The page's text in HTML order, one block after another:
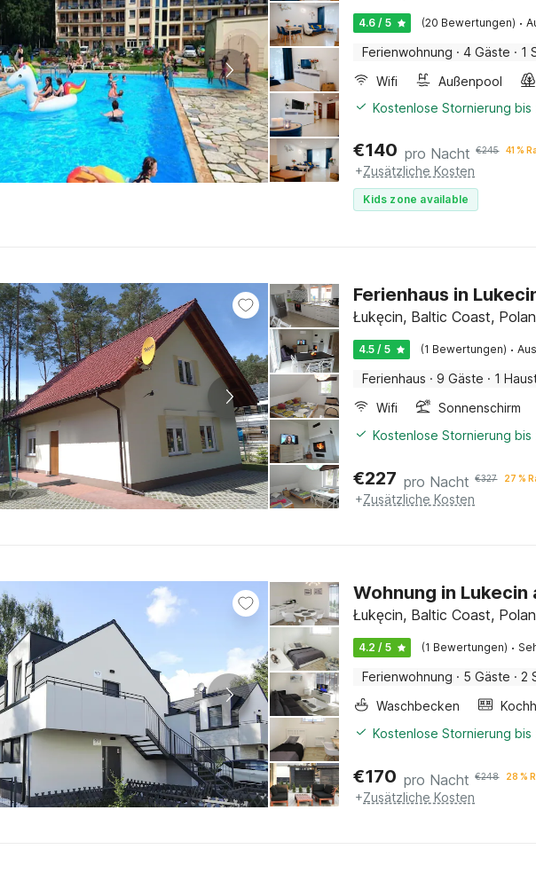
4.6 / 5 (20 Bewertungen) ·
Ferienwohnung · 4 Gäste · 1
Wifi
Außenpool
Kostenlose Stornierung
€140 pro Nacht €245 41 %
+Zusätzliche Kosten
Kids zone available
Ferienhaus in
Łukęcin, Baltic Coast,
4.5 / 5 (1 Bewertungen) ·
Ferienhaus · 9 Gäste · 1
Wifi
Sonnenschirm
Kostenlose Stornierung
€227 pro Nacht €327 27 %
+Zusätzliche Kosten
Wohnung in Lukecin
Łukęcin, Baltic Coast,
4.2 / 5 (1 Bewertungen) ·
Ferienwohnung · 5 Gäste · 2
Waschbecken
Kostenlose Stornierung
€170 pro Nacht €248 28 %
+Zusätzliche Kosten